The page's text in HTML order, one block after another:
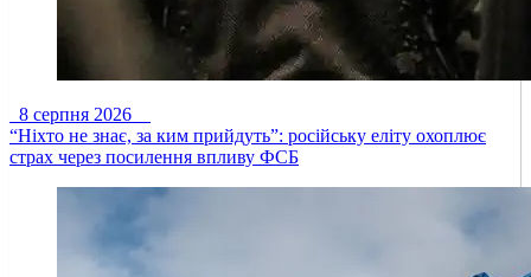
8 серпня 2026
“Ніхто не знає, за ким прийдуть”: російську еліту охоплює
страх через посилення впливу ФСБ